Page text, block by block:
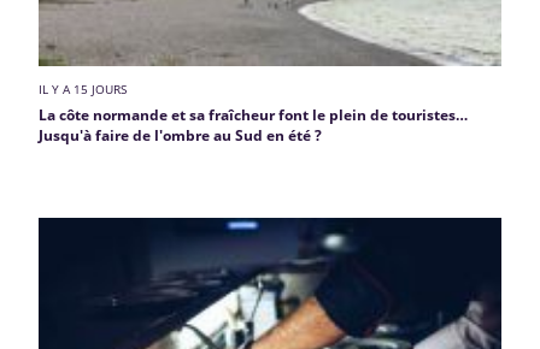
IL Y A 15 JOURS
La côte normande et sa fraîcheur font le plein de touristes…
Jusqu'à faire de l'ombre au Sud en été ?